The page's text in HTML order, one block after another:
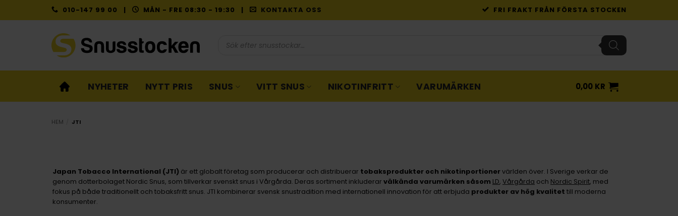
to
010-147 99 00 | MÅN - FRE 08:30 - 19:30 | KONTAKTA OSS FRI FRAKT FRÅN FÖRSTA STOCKEN
NYHETER NYTT PRIS SNUS VITT SNUS NIKOTINFRITT VARUMÄRKEN 0,00 KR
HEM JTI
Japan Tobacco International (JTI) är ett globalt företag som producerar och distribuerar tobaksprodukter och nikotinportionervärlden över. I Sverige verkar de
genom dotterbolaget Nordic Snus, som tillverkar svenskt snus i Vårgårda. Deras sortiment inkluderar välkända varumärken såsom LD, Vårgårda och Nordic Spirit, med
fokus på både traditionellt och tobaksfritt snus. JTI kombinerar svensk snustradition med internationell innovation för att erbjuda produkter av hög kvalitet till moderna
konsumenter.